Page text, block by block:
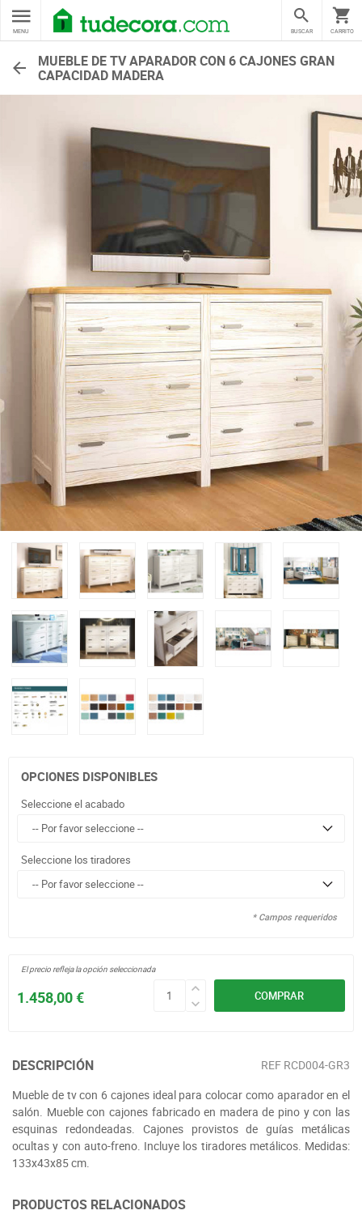
MENU CARRITO
BUSCAR
MUEBLE DE TV APARADOR CON 6 CAJONES GRAN
CAPACIDAD MADERA
OPCIONES DISPONIBLES
Seleccione el acabado
Seleccione los tiradores
* Campos requeridos
COMPRAR
1.458,00 €
El precio refleja la opción seleccionada
DESCRIPCIÓN REF RCD004-GR3
Mueble de tv con 6 cajones ideal para colocar como aparador en el
salón. Mueble con cajones fabricado en madera de pino y con las
esquinas redondeadas. Cajones provistos de guías metálicas
ocultas y con auto-freno. Incluye los tiradores metálicos. Medidas:
133x43x85 cm.
PRODUCTOS RELACIONADOS